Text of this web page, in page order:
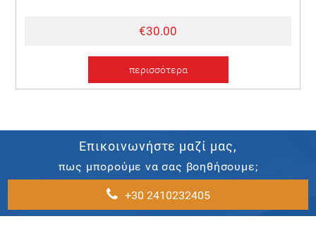
€30.00
περισσότερα
Επικοινωνήστε μαζί μας,
πως μπορούμε να σας βοηθήσουμε;
+30 2410232405